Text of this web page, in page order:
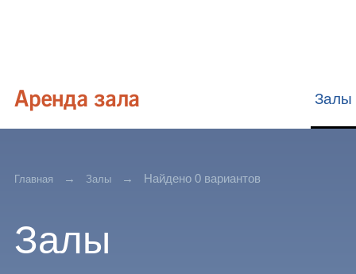
Залы
Главная Залы Найдено 0 вариантов
Залы